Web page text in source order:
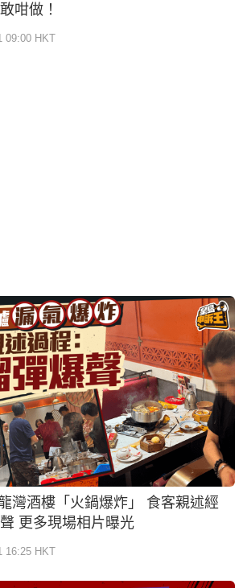
咁做！
09:00 HKT
更多現場相片曝光
16:25 HKT
走入中電低碳能源教育中心 砌
解核電運作認識國家安全